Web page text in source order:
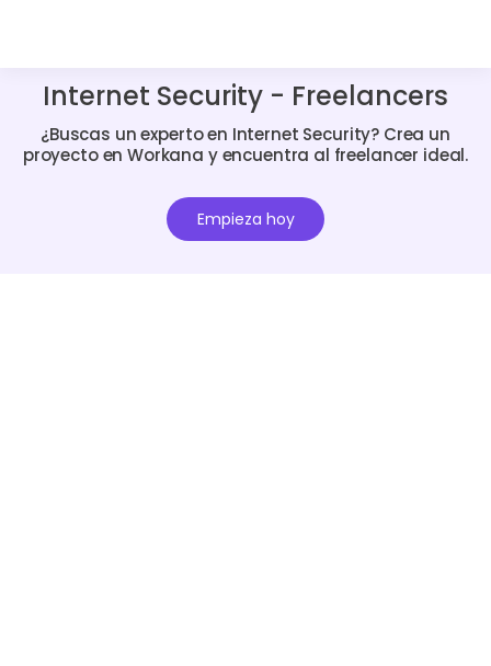
Internet Security - Freelancers
¿Buscas un experto en Internet Security? Crea un
proyecto en Workana y encuentra al freelancer ideal.
Empieza hoy